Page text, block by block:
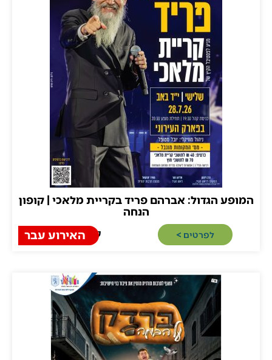
הגדול: אברהם פריד בקריית מלאכי | קופון
לפרטים >​ קריית מלאכיהאירוע עבר